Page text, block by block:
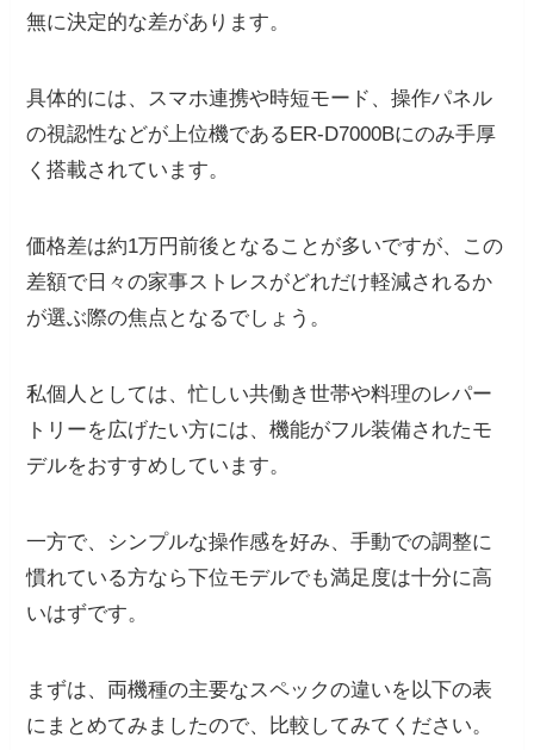
無に決定的な差があります。
具体的には、スマホ連携や時短モード、操作パネル
の視認性などが上位機であるER-D7000Bにのみ手厚
く搭載されています。
価格差は約1万円前後となることが多いですが、この
差額で日々の家事ストレスがどれだけ軽減されるか
が選ぶ際の焦点となるでしょう。
私個人としては、忙しい共働き世帯や料理のレパー
トリーを広げたい方には、機能がフル装備されたモ
デルをおすすめしています。
一方で、シンプルな操作感を好み、手動での調整に
慣れている方なら下位モデルでも満足度は十分に高
いはずです。
まずは、両機種の主要なスペックの違いを以下の表
にまとめてみましたので、比較してみてください。